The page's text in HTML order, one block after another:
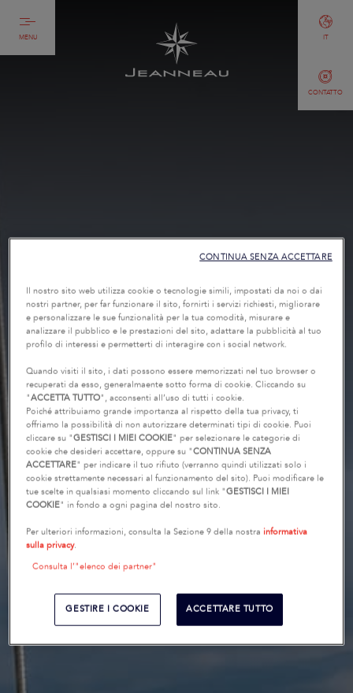
MENU
CONTATTO
IT
Il nostro sito web utilizza cookie o tecnologie simili, impostati da noi o dai
nostri partner, per far funzionare il sito, fornirti i servizi richiesti, migliorare
e personalizzare le sue funzionalità per la tua comodità, misurare e
analizzare il pubblico e le prestazioni del sito, adattare la pubblicità al tuo
profilo di interessi e permetterti di interagire con i social network.
Quando visiti il sito, i dati possono essere memorizzati nel tuo browser o
recuperati da esso, generalmaente sotto forma di cookie. Cliccando su
"ACCETTA TUTTO", acconsenti all’uso di tutti i cookie.
Poiché attribuiamo grande importanza al rispetto della tua privacy, ti
offriamo la possibilità di non autorizzare determinati tipi di cookie. Puoi
cliccare su "GESTISCI I MIEI COOKIE" per selezionare le categorie di
cookie che desideri accettare, oppure su "CONTINUA SENZA
ACCETTARE" per indicare il tuo rifiuto (verranno quindi utilizzati solo i
cookie strettamente necessari al funzionamento del sito). Puoi modificare le
tue scelte in qualsiasi momento cliccando sul link "GESTISCI I MIEI
COOKIE" in fondo a ogni pagina del nostro sito.
Per ulteriori informazioni, consulta la Sezione 9 della nostra informativa
sulla privacy.
Consulta l’"elenco dei partner"
GESTIRE I COOKIE ACCETTARE TUTTO
CONTINUA SENZA ACCETTARE